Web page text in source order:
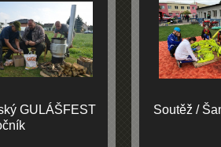
GULÁŠFEST
Soutěž /